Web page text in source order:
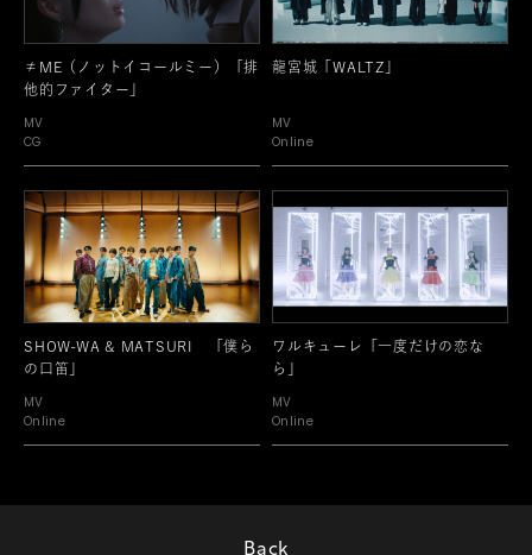
≠ME（ノットイコールミー）「排
他的ファイター」
MV
CG
龍宮城「WALTZ」
MV
Online
SHOW-WA & MATSURI 「僕ら
の口笛」
MV
Online
ワルキューレ「一度だけの恋な
ら」
MV
Online
Back